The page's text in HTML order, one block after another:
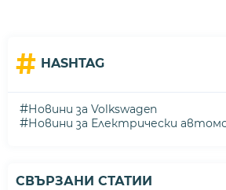
# HASHTAG
#Новини за Volkswagen
#Новини за Електрически
СВЪРЗАНИ СТАТИИ